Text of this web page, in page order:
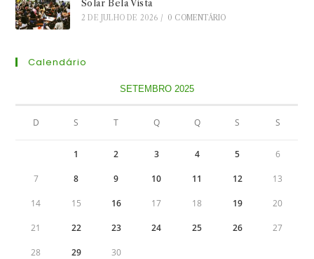
Solar Bela Vista
2 DE JULHO DE 2026 / 0 COMENTÁRIO
Calendário
SETEMBRO 2025
D S T Q Q S S
1 2 3 4 5 6
7 8 9 10 11 12 13
14 15 16 17 18 19 20
21 22 23 24 25 26 27
28 29 30